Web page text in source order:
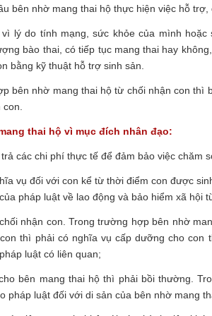
bên nhờ mang thai hộ thực hiện việc hỗ
lý do tính mạng, sức khỏe của mình
bào thai, có tiếp tục mang thai hay
bằng kỹ thuật hỗ trợ sinh sản.
bên nhờ mang thai hộ từ chối nhận con thì
thai hộ vì mục đích nhân đạo:
các chi phí thực tế để đảm bảo việc chăm
vụ đối với con kể từ thời điểm con được
pháp luật về lao động và bảo hiểm xã hội
nhận con. Trong trường hợp bên nhờ
thì phải có nghĩa vụ cấp dưỡng cho
luật có liên quan;
bên mang thai hộ thì phải bồi thường.
pháp luật đối với di sản của bên nhờ mang